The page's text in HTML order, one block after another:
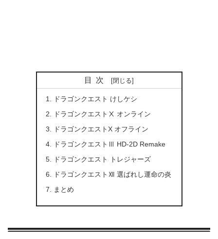
目次
ドラゴンクエスト けしケシ
ドラゴンクエストⅩ オンライン
ドラゴンクエストX オフライン
ドラゴンクエストⅢ HD-2D Remake
ドラゴンクエスト トレジャーズ
ドラゴンクエストⅫ 選ばれし運命の炎
まとめ